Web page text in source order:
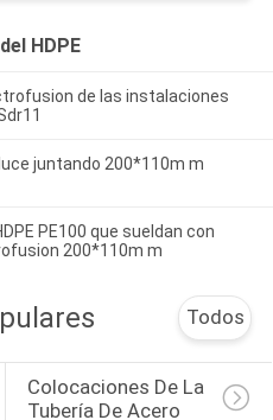
HDPE
de las instalaciones
juntando 200*110m m
PE100 que sueldan con
200*110m m
Todos
Colocaciones De La
Tubería De Acero